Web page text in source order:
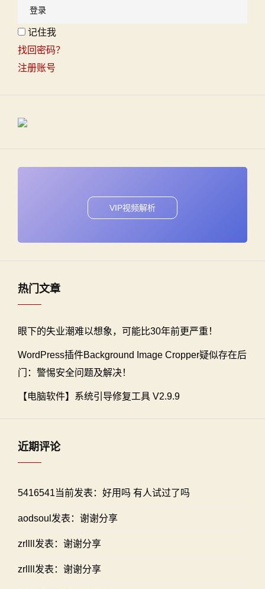
记住我
找回密码？
注册账号
VIP视频解析
热门文章
眼下的失业潮难以想象，可能比30年前更严重！
WordPress插件Background Image Cropper疑似存在后
门：警惕安全问题及解决！
【电脑软件】系统引导修复工具 V2.9.9
近期评论
5416541当前发表：好用吗 有人试过了吗
aodsoul发表：谢谢分享
zrllll发表：谢谢分享
zrllll发表：谢谢分享